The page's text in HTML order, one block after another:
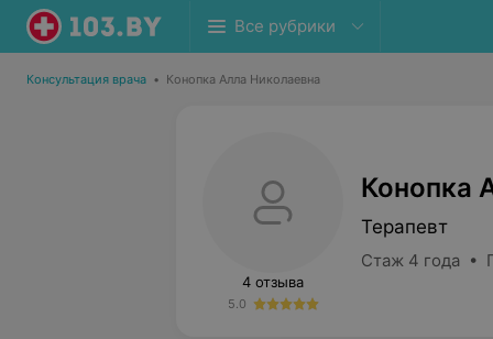
Все рубрики
Консультация врача • Конопка Алла Николаевна
4 отзыва
5.0
Конопка
Терапевт
Стаж 4 года •